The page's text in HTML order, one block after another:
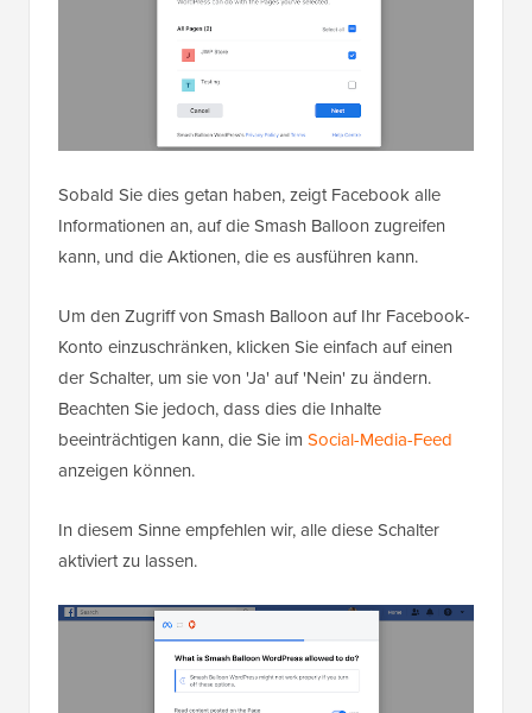
Sobald Sie dies getan haben, zeigt Facebook alle
Informationen an, auf die Smash Balloon zugreifen
kann, und die Aktionen, die es ausführen kann.
Um den Zugriff von Smash Balloon auf Ihr Facebook-
Konto einzuschränken, klicken Sie einfach auf einen
der Schalter, um sie von 'Ja' auf 'Nein' zu ändern.
Beachten Sie jedoch, dass dies die Inhalte
beeinträchtigen kann, die Sie im Social-Media-Feed
anzeigen können.
In diesem Sinne empfehlen wir, alle diese Schalter
aktiviert zu lassen.